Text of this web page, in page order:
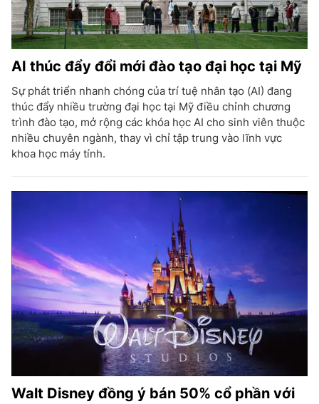
AI thúc đẩy đổi mới đào tạo đại học tại Mỹ
Sự phát triển nhanh chóng của trí tuệ nhân tạo (AI) đang
thúc đẩy nhiều trường đại học tại Mỹ điều chỉnh chương
trình đào tạo, mở rộng các khóa học AI cho sinh viên thuộc
nhiều chuyên ngành, thay vì chỉ tập trung vào lĩnh vực
khoa học máy tính.
Walt Disney đồng ý bán 50% cổ phần với